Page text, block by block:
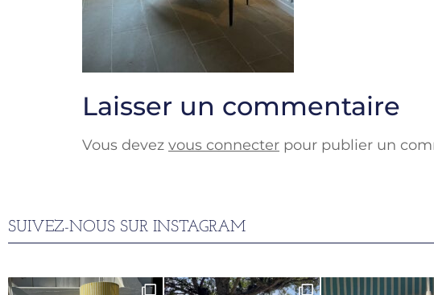
Laisser un commentaire
Vous devez vous connecter pour publier un
SUIVEZ-NOUS SUR INSTAGRAM